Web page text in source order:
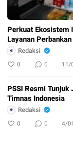
Perkuat Ekosistem
Layanan
Redaksi
0 0 11/
PSSI Resmi
Timnas Indonesia
Redaksi
0 0 4/